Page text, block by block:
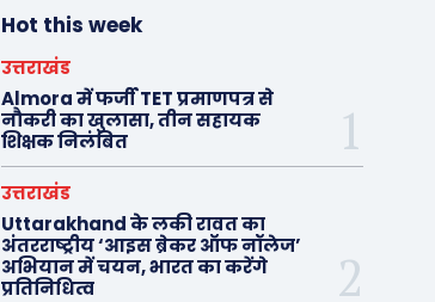
Hot this week
उत्तराखंड
Almora में फर्जी TET प्रमाणपत्र से
नौकरी का खुलासा, तीन सहायक
शिक्षक निलंबित
उत्तराखंड
Uttarakhand के लकी रावत का
अंतरराष्ट्रीय ‘आइस ब्रेकर ऑफ नॉलेज’
अभियान में चयन, भारत का करेंगे
प्रतिनिधित्व